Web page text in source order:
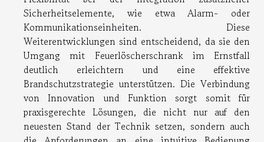
Sicherheitselemente, wie etwa Alarm- oder
Kommunikationseinheiten. Diese
Weiterentwicklungen sind entscheidend, da sie den
Umgang mit Feuerlöscherschrank im Ernstfall
deutlich erleichtern und eine effektive
Brandschutzstrategie unterstützen. Die Verbindung
von Innovation und Funktion sorgt somit für
praxisgerechte Lösungen, die nicht nur auf den
neuesten Stand der Technik setzen, sondern auch